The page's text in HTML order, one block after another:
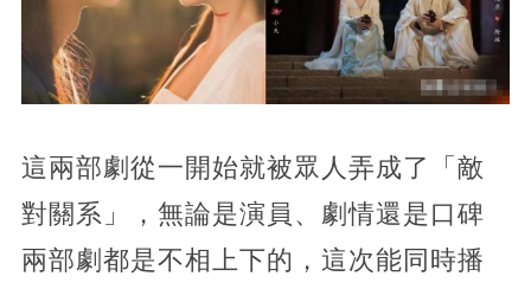
這兩部劇從一開始就被眾人弄成了「敵
對關系」，無論是演員、劇情還是口碑
兩部劇都是不相上下的，這次能同時播